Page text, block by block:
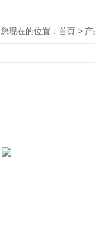
您现在的位置： 首页 >